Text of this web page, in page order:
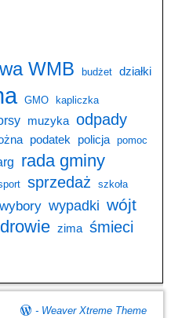
WMB budżet działki
GMO kapliczka
muzyka odpady
podatek policja pomoc
rada gminy
sprzedaż szkoła
wybory wypadki wójt
zima śmieci
- Weaver Xtreme Theme